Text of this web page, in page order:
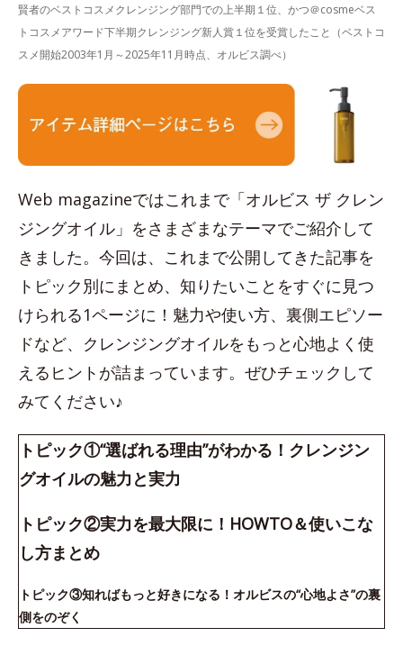
賢者のベストコスメクレンジング部門での上半期１位、かつ＠cosmeベス
トコスメアワード下半期クレンジング新人賞１位を受賞したこと（ベストコ
スメ開始2003年1月～2025年11月時点、オルビス調べ）
Web magazineではこれまで「オルビス ザ クレン
ジングオイル」をさまざまなテーマでご紹介して
きました。今回は、これまで公開してきた記事を
トピック別にまとめ、知りたいことをすぐに見つ
けられる1ページに！魅力や使い方、裏側エピソー
ドなど、クレンジングオイルをもっと心地よく使
えるヒントが詰まっています。ぜひチェックして
みてください♪
トピック①“選ばれる理由”がわかる！クレンジン
グオイルの魅力と実力
トピック②実力を最大限に！HOWTO＆使いこな
し方まとめ
トピック③知ればもっと好きになる！オルビスの“心地よさ”の裏
側をのぞく